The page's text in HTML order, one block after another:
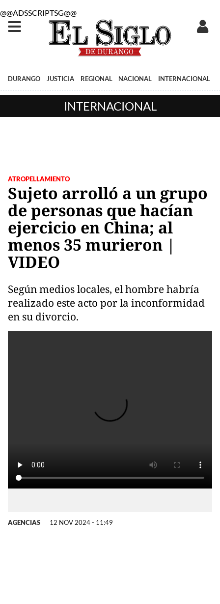
@@ADSSCRIPTSG@@
DURANGO JUSTICIA REGIONAL NACIONAL INTERNACIONAL
INTERNACIONAL
ATROPELLAMIENTO
Sujeto arrolló a un grupo
de personas que hacían
ejercicio en China; al
menos 35 murieron |
VIDEO
Según medios locales, el hombre habría
realizado este acto por la inconformidad
en su divorcio.
AGENCIAS 12 NOV 2024 - 11:49